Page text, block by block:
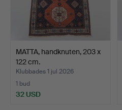
MATTA, handknuten, 203 x
122 cm.
Klubbades 1 jul 2026
1 bud
32 USD